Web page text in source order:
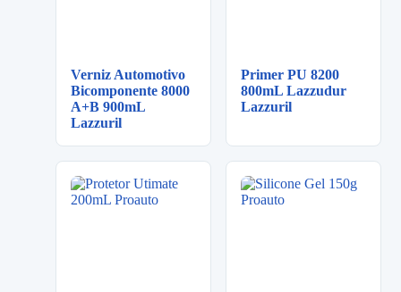
Verniz Automotivo
Bicomponente 8000
A+B 900mL
Lazzuril
Primer PU 8200
800mL Lazzudur
Lazzuril